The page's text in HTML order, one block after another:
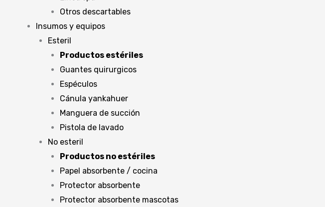
Otros descartables
Insumos y equipos
Esteril
Productos estériles
Guantes quirurgicos
Espéculos
Cánula yankahuer
Manguera de succión
Pistola de lavado
No esteril
Productos no estériles
Papel absorbente / cocina
Protector absorbente
Protector absorbente mascotas